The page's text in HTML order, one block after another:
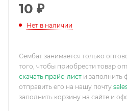
10 ₽
Нет в наличии
Сембат занимается только
того, чтобы приобрести товар
скачать прайс-лист и заполнить
отправить его на нашу почту
заполнить корзину на сайте и